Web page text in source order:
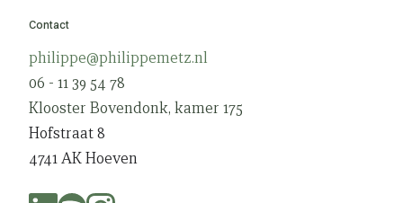
Contact
philippe@philippemetz.nl
06 - 11 39 54 78
Klooster Bovendonk, kamer 175
Hofstraat 8
4741 AK Hoeven